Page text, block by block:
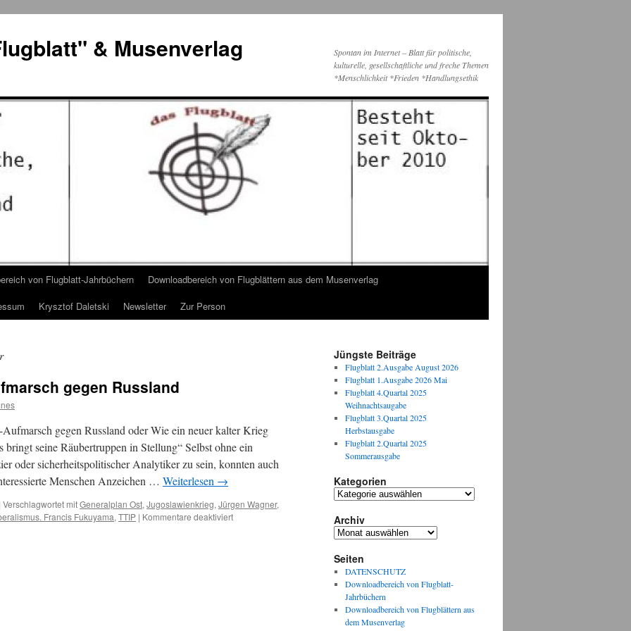
& Musenverlag
Spontan im Internet – Blatt für politische,
kulturelle, gesellschaftliche und freche Themen
*Menschlichkeit *Frieden *Handlungsethik
von Flugblatt-Jahrbüchern
Downloadbereich von Flugblättern aus dem Musenverlag
Krysztof Daletski Newsletter Zur Person
gegen Russland
gegen Russland oder Wie ein neuer kalter Krieg
seine Räubertruppen in Stellung“ Selbst ohne ein
oder sicherheitspolitischer Analytiker zu sein, konnten auch
Menschen Anzeichen … Weiterlesen →
Verschlagwortet mitGeneralplan Ost, Jugoslawienkrieg, Jürgen Wagner,
Francis Fukuyama, TTIP | Kommentare deaktiviertfür
Jüngste Beiträge
Flugblatt 2.Ausgabe August 2026
Flugblatt 1.Ausgabe 2026 Mai
Flugblatt 4.Quartal 2025
Weihnachtsaugabe
Flugblatt 3.Quartal 2025
Herbstausgabe
Flugblatt 2.Quartal 2025
Sommerausgabe
Kategorien
Kategorien
Archiv
Archiv
Seiten
DATENSCHUTZ
Downloadbereich von Flugblatt-
Jahrbüchern
Downloadbereich von Flugblättern aus
dem Musenverlag